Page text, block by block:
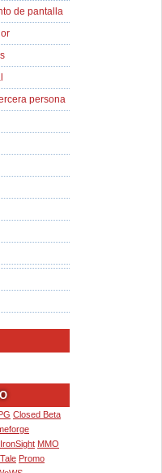
de pantalla
persona
Closed Beta
IronSight MMO
Promo